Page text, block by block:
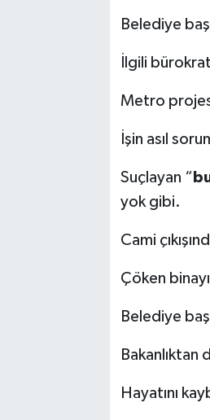
Belediye
İlgili
Metro
İşin asıl
Suçlayan “
yok gibi.
Cami
Çöken
Belediye
Bakanlıktan
Hayatını